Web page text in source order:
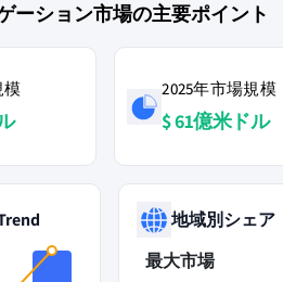
ーション市場の主要ポイント
模 2025年市場規模
$ 61億米ドル
地域別シェア
最大市場